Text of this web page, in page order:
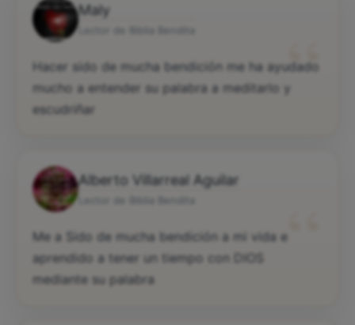
Maly
“
Hacer sido de mucha bendición me ha ayudado
mucho a entender su palabra a meditarlo y
escudriñar
Alberto Villarreal Aguilar
“
Me a Sido de mucha bendición a mi vida e
aprendido a tener un tiempo con DIOS
mediante su palabra